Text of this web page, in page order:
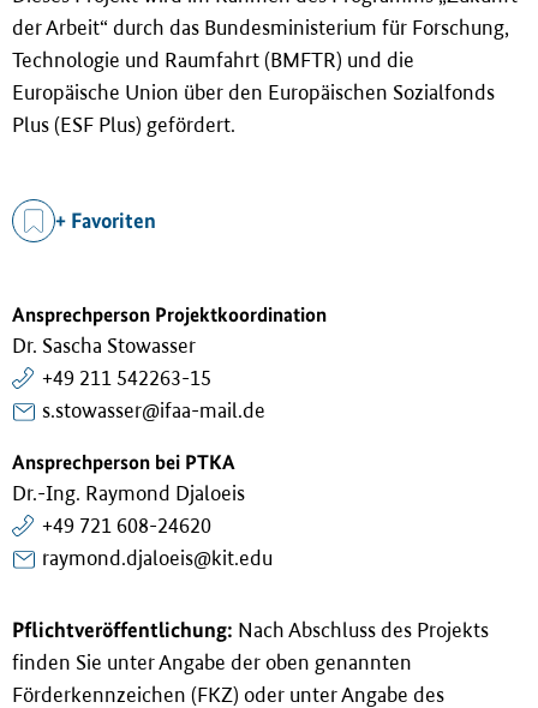
der Arbeit“ durch das Bundesministerium für Forschung,
Technologie und Raumfahrt (BMFTR) und die
Europäische Union über den Europäischen Sozialfonds
Plus (ESF Plus) gefördert.
+ Favoriten
Ansprechperson Projektkoordination
Dr. Sascha Stowasser
+49 211 542263-15
s.stowasser@ifaa-mail.de
Ansprechperson bei PTKA
Dr.-Ing. Raymond Djaloeis
+49 721 608-24620
raymond.djaloeis@kit.edu
Pflichtveröffentlichung: Nach Abschluss des Projekts
finden Sie unter Angabe der oben genannten
Förderkennzeichen (FKZ) oder unter Angabe des